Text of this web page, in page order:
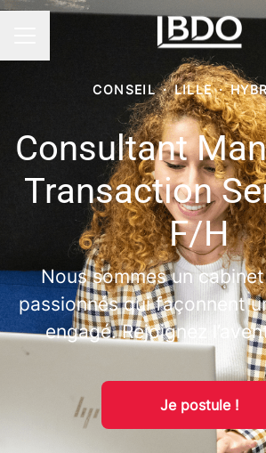
CONSEIL · LILLE ·
Consultant
Transaction
F/H
Nous sommes un
passionnés qui façonnent
engagé. Rejoignez
Je postule !